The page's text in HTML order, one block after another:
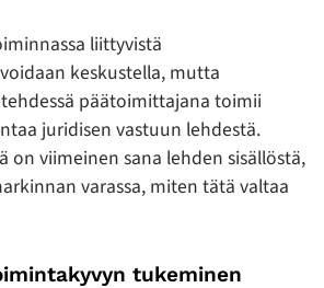
liittyvistä
keskustella, mutta
päätoimittajana toimii
juridisen vastuun lehdestä.
on viimeinen sana lehden sisällöstä,
varassa, miten tätä valtaa
tukeminen